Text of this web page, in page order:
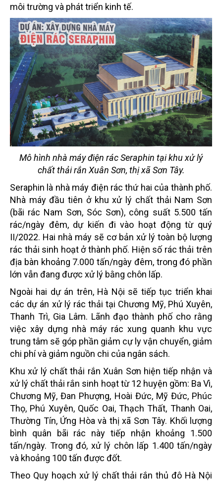
môi trường và phát triển kinh tế.
Mô hình nhà máy điện rác Seraphin tại khu xử lý
chất thải rắn Xuân Sơn, thị xã Sơn Tây.
Seraphin là nhà máy điện rác thứ hai của thành phố.
Nhà máy đầu tiên ở khu xử lý chất thải Nam Sơn
(bãi rác Nam Sơn, Sóc Sơn), công suất 5.500 tấn
rác/ngày đêm, dự kiến đi vào hoạt động từ quý
II/2022. Hai nhà máy sẽ cơ bản xử lý toàn bộ lượng
rác thải sinh hoạt ở thành phố. Hiện số rác thải trên
địa bàn khoảng 7.000 tấn/ngày đêm, trong đó phần
lớn vẫn đang được xử lý bằng chôn lấp.
Ngoài hai dự án trên, Hà Nội sẽ tiếp tục triển khai
các dự án xử lý rác thải tại Chương Mỹ, Phú Xuyên,
Thanh Trì, Gia Lâm. Lãnh đạo thành phố cho rằng
việc xây dựng nhà máy rác xung quanh khu vực
trung tâm sẽ góp phần giảm cự ly vận chuyển, giảm
chi phí và giảm nguồn chi của ngân sách.
Khu xử lý chất thải rắn Xuân Sơn hiện tiếp nhận và
xử lý chất thải rắn sinh hoạt từ 12 huyện gồm: Ba Vì,
Chương Mỹ, Đan Phượng, Hoài Đức, Mỹ Đức, Phúc
Thọ, Phú Xuyên, Quốc Oai, Thạch Thất, Thanh Oai,
Thường Tín, Ứng Hòa và thị xã Sơn Tây. Khối lượng
bình quân bãi rác này tiếp nhận khoảng 1.500
tấn/ngày. Trong đó, xử lý chôn lấp 1.400 tấn/ngày
và khoảng 100 tấn được đốt.
Theo Quy hoạch xử lý chất thải rắn thủ đô Hà Nội